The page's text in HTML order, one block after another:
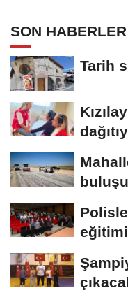
SON HABERLER
Tarih
eğitimi